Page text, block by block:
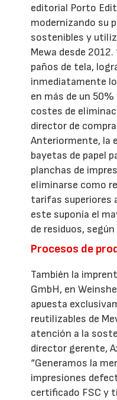
editorial Porto
modernizando su
sostenibles y
Mewa desde
paños de tela,
inmediatamente
en más de un
costes de
director de
Anteriormente, la
bayetas de papel
planchas de
eliminarse como
tarifas superiores
este suponía el
de residuos, según
Procesos de
También la
GmbH, en
apuesta
reutilizables de
atención a la
director gerente,
“Generamos la
impresiones
certificado FSC y